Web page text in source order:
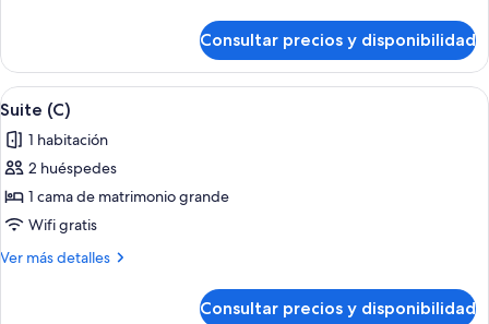
|
C)
junior
(Tropical
View
C)
Consultar precios y disponibilidad
Abrir
todas
las
fotos
de
Suite
(C)
Habitación de hotel con cama,
4
Suite (C)
1 habitación
2 huéspedes
1 cama de matrimonio grande
Wifi gratis
Ver más detalles
Más
Consultar precios y disponibilidad